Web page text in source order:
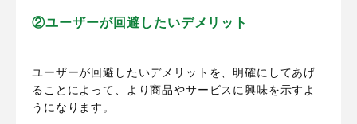
②ユーザーが回避したいデメリット
ユーザーが回避したいデメリットを、明確にしてあげ
ることによって、より商品やサービスに興味を示すよ
うになります。